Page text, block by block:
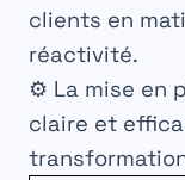
clients en
réactivité.
⚙️ La mise en
claire et